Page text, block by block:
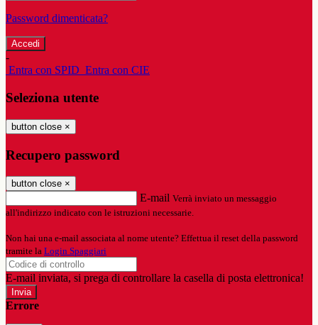
Password dimenticata?
-
Entra con SPID Entra con CIE
Seleziona utente
button close ×
Recupero password
button close ×
E-mail Verrà inviato un messaggio
all'indirizzo indicato con le istruzioni necessarie.
Non hai una e-mail associata al nome utente? Effettua il reset della password
tramite la Login Spaggiari
E-mail inviata, si prega di controllare la casella di posta elettronica!
Errore